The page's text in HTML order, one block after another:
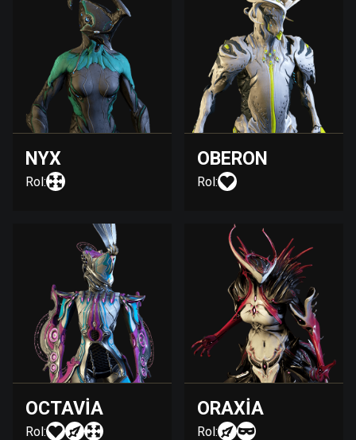
NYX
Rol:
OBERON
Rol:
OCTAVIA
Rol:
ORAXIA
Rol: